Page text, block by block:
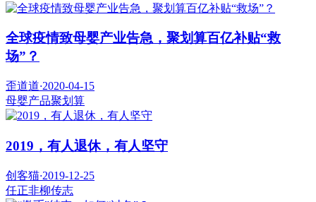
全球疫情致母婴产业告急，聚划算百亿补贴“救
场”？
歪道道·2020-04-15
母婴产品聚划算
2019，有人退休，有人坚守
创客猫·2019-12-25
任正非柳传志